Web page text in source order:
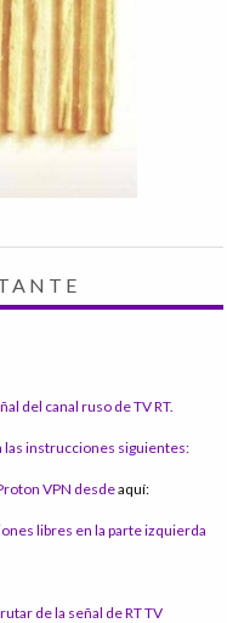
del canal ruso de TV RT.
las instrucciones siguientes:
VPN desdeaquí:
libres en la parte izquierda
de la señal de RT TV